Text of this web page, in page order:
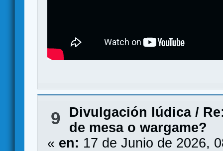
9 Divulgación lúdica/
de mesa o wargame?
« en: 17 de Junio de 2026,